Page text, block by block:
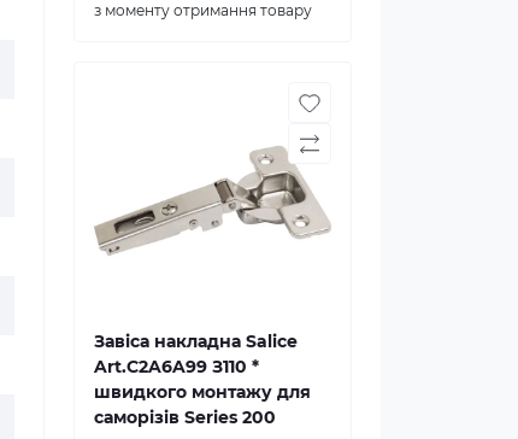
з моменту отримання товару
Завіса накладна Salice
Art.C2A6A99 З110 *
швидкого монтажу для
саморізів Series 200